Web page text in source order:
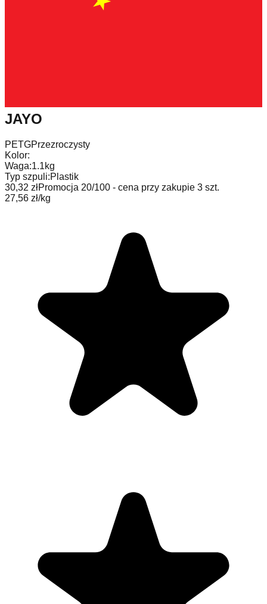
JAYO
PETGPrzezroczysty
Kolor:
Waga:1.1kg
Typ szpuli:Plastik
30,32 złPromocja 20/100 - cena przy zakupie 3 szt.
27,56 zł/kg